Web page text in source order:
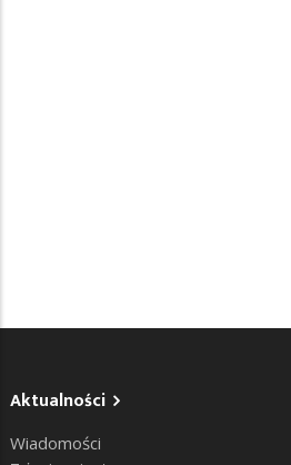
Aktualności
Wiadomości